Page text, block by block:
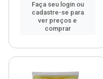
Faça seu login ou
cadastre-se para
ver preços e
comprar